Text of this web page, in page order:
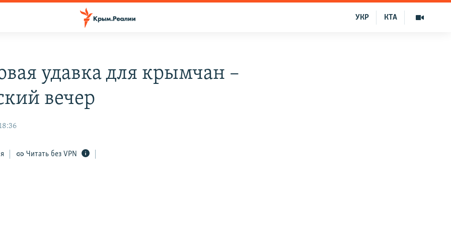
КТА
УКР
удавка для крымчан –
вечер
Читать без VPN